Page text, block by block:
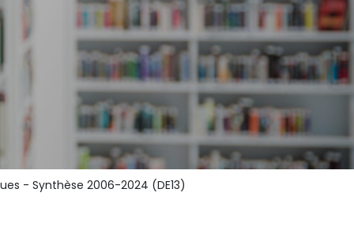
- Synthèse 2006-2024 (DE13)